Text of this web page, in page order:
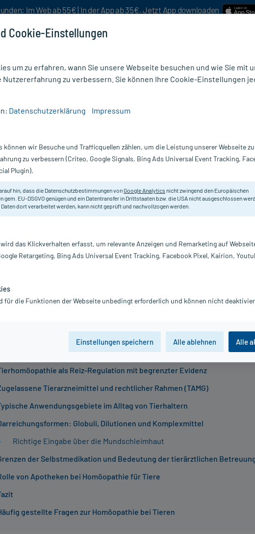
Im Web ab 55€ | In der App ab 35€. Jetzt App downloaden
für Hund und Katze: Sanfte
Grenzen?
geprüft - Lesezeit: 3 Minuten
, Pharmazieökonomin bei mycare.de
suchen nach Wegen, ihre geliebten Vierbeiner sanft zu
besonders bei kleineren Beschwerden oder im Alter. Dabei rückt oft
für Hund und Katze in den Fokus. Doch was verbirgt sich hinter
Sie, wie Tierhomöopathie funktioniert, welche Mittel zugelassen
Problemen sie zum Einsatz kommt und warum die tierärztliche
als Reiz-Regulation mit begrenzter Evidenz
Tierarzneimittel und rechtlicher Rahmen (TAMG)
Anwendungsgebiete im Alltag von Tierhaltern
Globuli, Dilutionen und Komplexmittel
Richtige Eingabe über die Mundschleimhaut
der Selbstmedikation und Bedeutung der tierärztlichen
von Apotheken bei Homöopathie für Tiere
gestellte Fragen zur Homöopathie bei Tieren
Cookie-Einstellungen
um zu erfahren, wann Sie unsere Webseite besuchen und wie Sie mit
Nutzererfahrung zu verbessern. Sie können Ihre Cookie-Einstellungen
Datenschutzerklärung Impressum
können wir Besuche und Trafficquellen zählen, um die Leistung unserer Webseite
zu verbessern (Criteo, Google Signals, Bing Ads Universal Event Tracking,
Plugin).
hin, dass die Datenschutzbestimmungen vonGoogle Analytics nicht zwingend den Europäischen
gem. EU-DSGVO genügen und ein Datentransfer in Drittstaaten bzw. die USA nicht ausgeschlossen
Daten dort verarbeitet werden, kann nicht geprüft und nachvollzogen werden.
das Klickverhalten erfasst, um relevante Anzeigen und Remarketing auf
Retargeting, Bing Ads Universal Event Tracking, Facebook Pixel, Kairion,
für die Funktionen der Webseite unbedingt erforderlich und können nicht
Einstellungen speichern Alle ablehnen Alle